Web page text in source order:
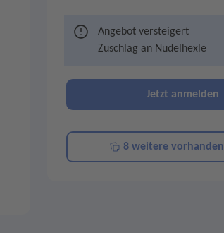
Angebot versteigert
Zuschlag an Nudelhexle
Jetzt anmelden
8 weitere vorhanden